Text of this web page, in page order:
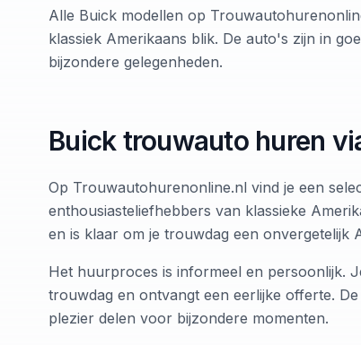
Alle Buick modellen op
klassiek Amerikaans blik. De auto's zijn in
bijzondere gelegenheden.
Buick trouwauto huren
Op Trouwautohurenonline.nl vind je een
enthousiasteliefhebbers van klassieke
en is klaar om je trouwdag een onvergetelijk
Het huurproces is informeel en persoonlijk.
trouwdag en ontvangt een eerlijke offerte.
plezier delen voor bijzondere momenten.